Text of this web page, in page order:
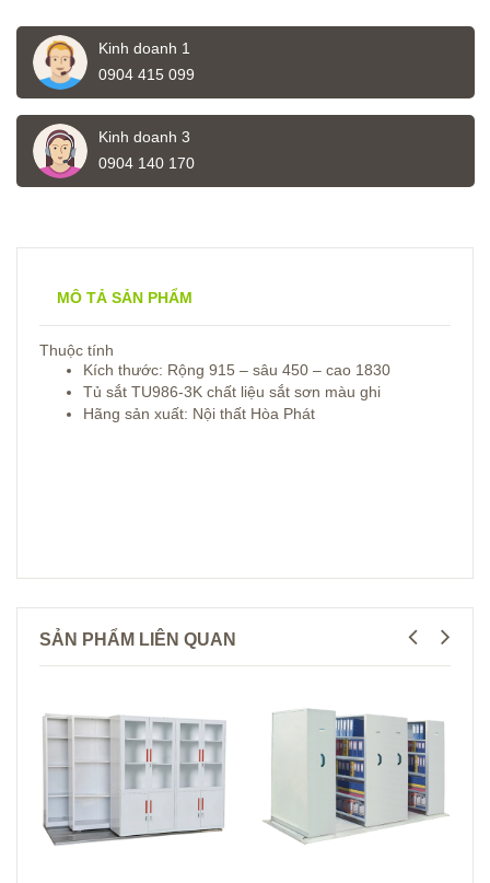
Kinh doanh 1
0904 415 099
Kinh doanh 3
0904 140 170
MÔ TẢ SẢN PHẨM
Thuộc tính
Kích thước: Rộng 915 – sâu 450 – cao 1830
Tủ sắt TU986-3K chất liệu sắt sơn màu ghi
Hãng sản xuất: Nội thất Hòa Phát
SẢN PHẨM LIÊN QUAN